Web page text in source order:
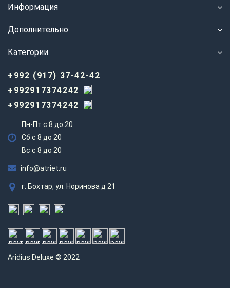
Информация
Дополнительно
Категории
+992 (917) 37-42-42
+992917374242
+992917374242
Пн-Пт с 8 до 20
Сб с 8 до 20
Вс c 8 до 20
info@atriet.ru
г. Бохтар, ул. Норинова д 21
Aridius Deluxe © 2022